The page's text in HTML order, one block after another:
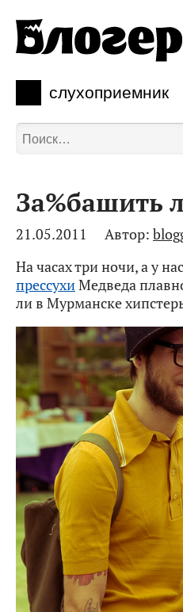
слухоприемник
За%башить
21.05.2011 Автор:
На часах три ночи, а у
прессухиМедведа
ли в Мурманске